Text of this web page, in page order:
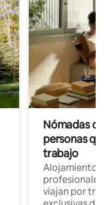
Nómadas
personas
trabajo
Alojamientos
profesionales
viajan por